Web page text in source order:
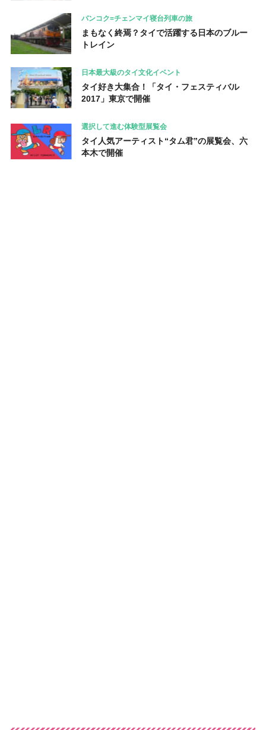
バンコク=チェンマイ寝台列車の旅
まもなく終焉？タイで活躍する日本のブルー
トレイン
日本最大級のタイ文化イベント
タイ好き大集合！「タイ・フェスティバル
2017」東京で開催
選択して進む体験型展覧会
タイ人気アーティスト“タム君”の展覧会、六
本木で開催